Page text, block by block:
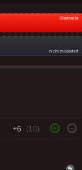
Startseite
nicht moderiert
+6 (10)